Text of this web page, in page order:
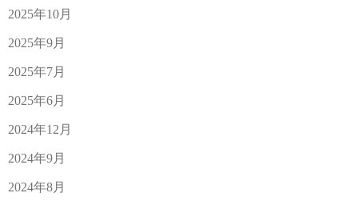
2025年10月
2025年9月
2025年7月
2025年6月
2024年12月
2024年9月
2024年8月